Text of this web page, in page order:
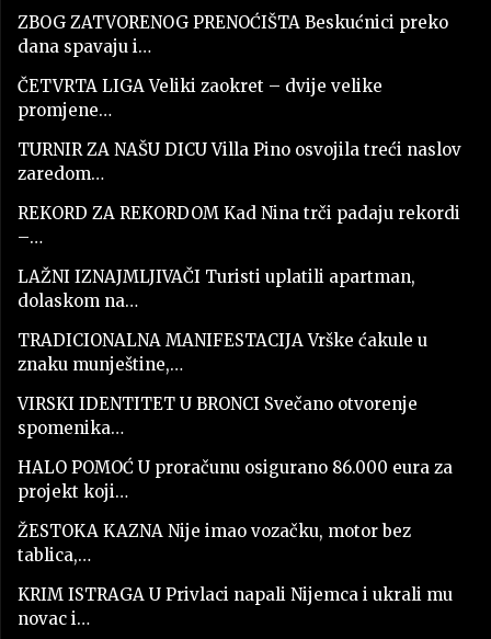
ZBOG ZATVORENOG PRENOĆIŠTA Beskućnici preko
dana spavaju i…
ČETVRTA LIGA Veliki zaokret – dvije velike
promjene…
TURNIR ZA NAŠU DICU Villa Pino osvojila treći naslov
zaredom…
REKORD ZA REKORDOM Kad Nina trči padaju rekordi
–…
LAŽNI IZNAJMLJIVAČI Turisti uplatili apartman,
dolaskom na…
TRADICIONALNA MANIFESTACIJA Vrške ćakule u
znaku munještine,…
VIRSKI IDENTITET U BRONCI Svečano otvorenje
spomenika…
HALO POMOĆ U proračunu osigurano 86.000 eura za
projekt koji…
ŽESTOKA KAZNA Nije imao vozačku, motor bez
tablica,…
KRIM ISTRAGA U Privlaci napali Nijemca i ukrali mu
novac i…